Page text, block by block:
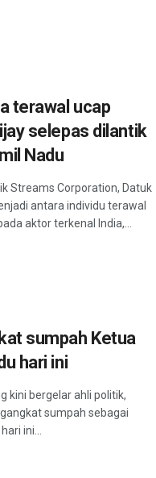
terawal ucap
selepas dilantik
Nadu
Streams Corporation, Datuk
antara individu terawal
aktor terkenal India,...
sumpah Ketua
hari ini
kini bergelar ahli politik,
sumpah sebagai
ini...